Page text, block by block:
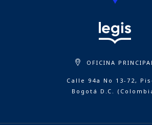
OFICINA
Calle 94a No 13-72,
Bogotá D.C.